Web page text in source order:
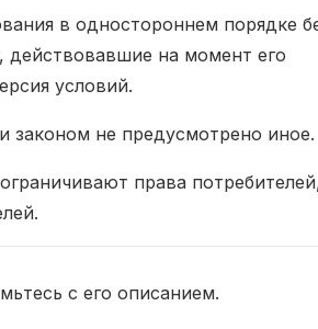
в одностороннем порядке
действовавшие на момент его
условий.
законом не предусмотрено иное.
права
с его описанием.